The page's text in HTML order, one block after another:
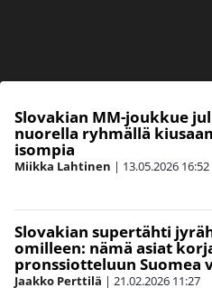
Slovakian MM-joukkue
nuorella ryhmällä
isompia
Miikka Lahtinen | 13.05.2026 16:52
Slovakian supertähti
omilleen: nämä asiat
pronssiotteluun Suomea
Jaakko Perttilä | 21.02.2026 11:27